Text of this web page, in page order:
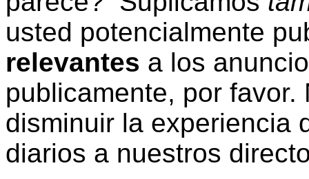
usted potencialmente
relevantes a los
publicamente, por
disminuir la experiencia
diarios a nuestros